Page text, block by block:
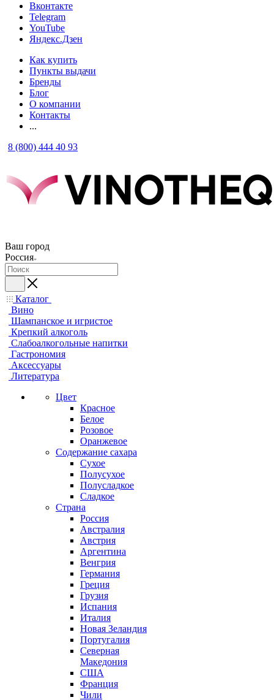
Вконтакте
Telegram
YouTube
Яндекс.Дзен
Как купить
Пункты выдачи
Бренды
Блог
О компании
Контакты
...
8 (800) 444 40 93
Ваш город
Россия
Каталог
Вино
Шампанское и игристое
Крепкий алкоголь
Слабоалкогольные напитки
Гастрономия
Аксессуары
Литература
Цвет
Красное
Белое
Розовое
Оранжевое
Содержание сахара
Сухое
Полусухое
Полусладкое
Сладкое
Страна
Россия
Австралия
Австрия
Аргентина
Венгрия
Германия
Греция
Грузия
Испания
Италия
Новая Зеландия
Португалия
Северная
Македония
США
Франция
Чили